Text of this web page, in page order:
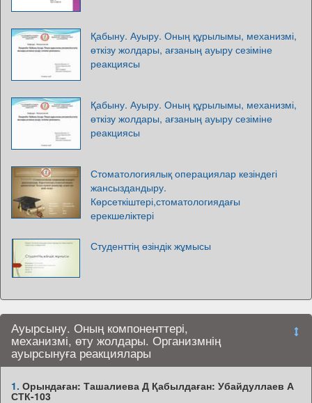
Қабыну. Ауыру. Оның құрылымы, механизмі,
өткізу жолдары, ағзаның ауыру сезіміне
реакциясы
Қабыну. Ауыру. Оның құрылымы, механизмі,
өткізу жолдары, ағзаның ауыру сезіміне
реакциясы
Стоматологиялық операциялар кезіндегі
жансыздандыру.
Көрсеткіштері,стоматологиядағы
ерекшеліктері
Студенттің өзіндік жұмысы
Ауырсыну. Оның компоненттері,
механизмі, өту жолдары. Организмнің
ауырсынуға реакциялары
1. Орындаған: Ташалиева Д Қабылдаған: Убайдуллаев А
СТК-103